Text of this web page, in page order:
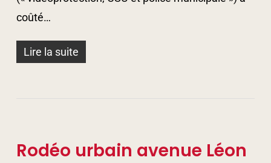
coûté…
Lire la suite
Rodéo urbain avenue Léon